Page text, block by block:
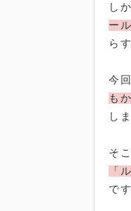
し
ー
ら
今
も
し
そ
「
です